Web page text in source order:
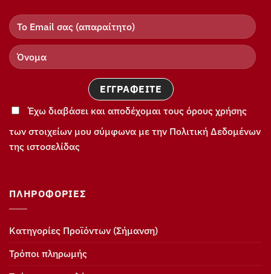
Έχω διαβάσει και αποδέχομαι τους όρους χρήσης
των στοιχείων μου σύμφωνα με την Πολιτική Δεδομένων
της ιστοσελίδας
ΠΛΗΡΟΦΟΡΊΕΣ
Κατηγορίες Προϊόντων (Σήμανση)
Τρόποι πληρωμής